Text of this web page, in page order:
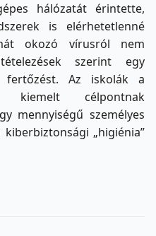
hálózatát érintette,
is elérhetetlenné
okozó vírusról nem
szerint egy
fertőzést. Az iskolák a
kiemelt célpontnak
mennyiségű személyes
„higiénia”